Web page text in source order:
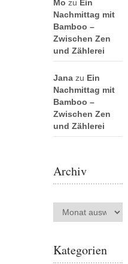
Mo zu Ein
Nachmittag mit
Bamboo –
Zwischen Zen
und Zählerei
Janazu Ein
Nachmittag mit
Bamboo –
Zwischen Zen
und Zählerei
Archiv
Archiv
Kategorien